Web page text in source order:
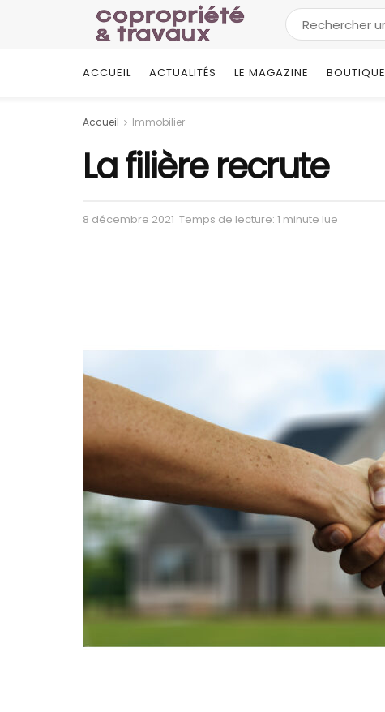
ACCUEIL ACTUALITÉS LE MAGAZINE BOUTIQUE
Accueil Immobilier
La filière recrute
8 décembre 2021 Temps de lecture: 1 minute lue